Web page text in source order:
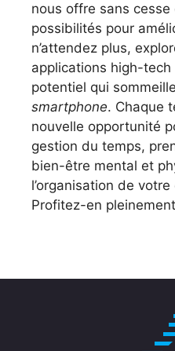
nous offre sans cesse
possibilités pour
n’attendez plus,
applications high-
potentiel qui
smartphone. Chaque
nouvelle opportunité
gestion du temps,
bien-être mental et
l’organisation de
Profitez-en